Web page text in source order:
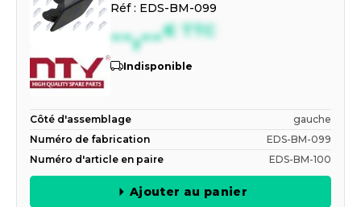
Réf : EDS-BM-099
--,--€ TTC
Indisponible
Côté d'assemblage
gauche
Numéro de fabrication
EDS-BM-099
Numéro d'article en paire
EDS-BM-100
Ajouter au panier